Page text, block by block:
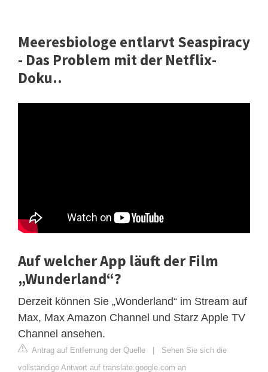
Meeresbiologe entlarvt Seaspiracy
- Das Problem mit der Netflix-
Doku..
Auf welcher App läuft der Film
„Wunderland“?
Derzeit können Sie „Wonderland“ im Stream auf
Max, Max Amazon Channel und Starz Apple TV
Channel ansehen.
Antrag auf Entfernung der Quelle | Sehen Sie sich die
vollständige Antwort auf translate.google.com an